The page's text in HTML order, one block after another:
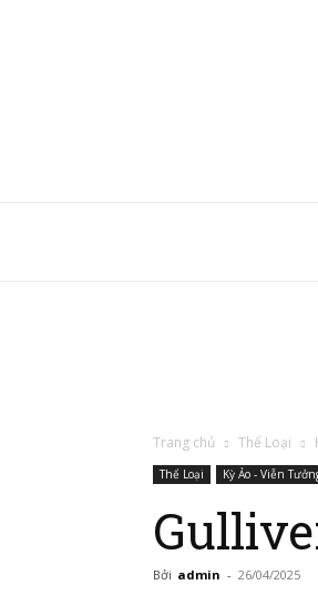
Trang chủ Thể Loại
Thể Loại Kỳ Ảo - Viễn
Bởi admin - 26/04/2025